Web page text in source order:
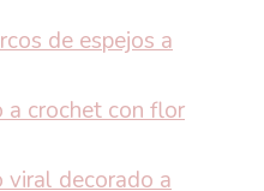
de espejos a
a crochet con flor
viral decorado a